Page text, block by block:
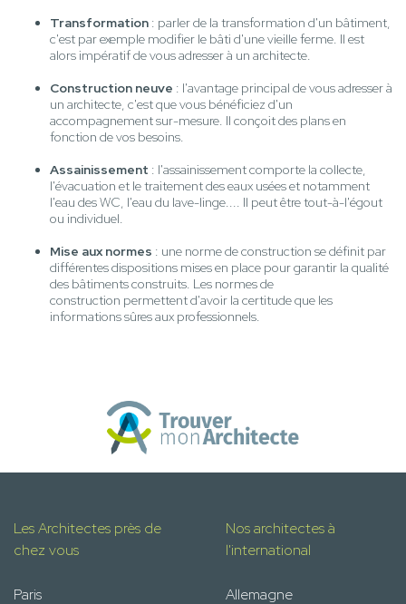
Transformation : parler de la transformation d'un bâtiment,
c'est par exemple modifier le bâti d'une vieille ferme. Il est
alors impératif de vous adresser à un architecte.
Construction neuve : l'avantage principal de vous adresser à
un architecte, c'est que vous bénéficiez d'un
accompagnement sur-mesure. Il conçoit des plans en
fonction de vos besoins.
Assainissement : l'assainissement comporte la collecte,
l'évacuation et le traitement des eaux usées et notamment
l'eau des WC, l'eau du lave-linge.... Il peut être tout-à-l'égout
ou individuel.
Mise aux normes : une norme de construction se définit par
différentes dispositions mises en place pour garantir la qualité
des bâtiments construits. Les normes de
construction permettent d'avoir la certitude que les
informations sûres aux professionnels.
Les Architectes près de
chez vous
Paris
Nos architectes à
l'international
Allemagne